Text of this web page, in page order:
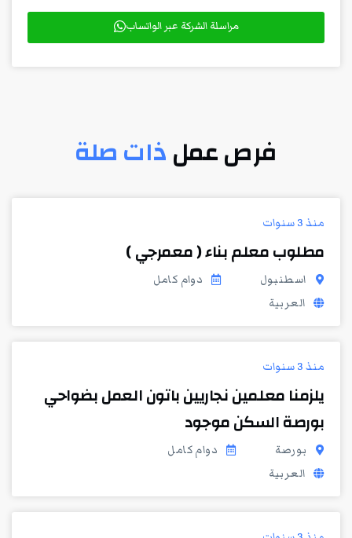
مراسلة الشركة عبر الواتساب
فرص عملذات صلة
منذ 3 سنوات
مطلوب معلم بناء ( معمرجي )
اسطنبول
دوام كامل
العربية
منذ 3 سنوات
يلزمنا معلمين نجاريين باتون العمل بضواحي
بورصة السكن موجود
بورصة
دوام كامل
العربية